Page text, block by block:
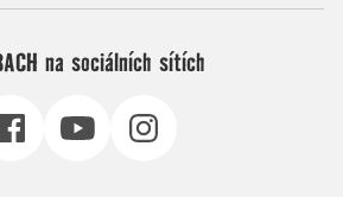
na sociálních sítích